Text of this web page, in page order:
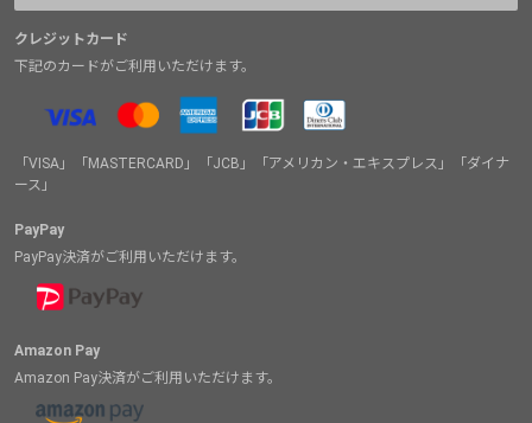
クレジットカード
下記のカードがご利用いただけます。
「VISA」「MASTERCARD」「JCB」「アメリカン・エキスプレス」「ダイナ
ース」
PayPay
PayPay決済がご利用いただけます。
Amazon Pay
Amazon Pay決済がご利用いただけます。